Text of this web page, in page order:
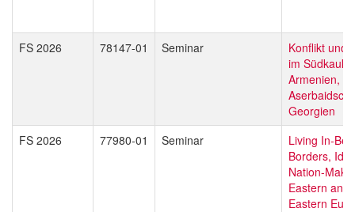
FS 2026 78147-01 Seminar
Konflikt und
im
Armenien,
Georgien
FS 2026
77980-01 Seminar
Living In-
Borders,
Nation-
Eastern and
Eastern